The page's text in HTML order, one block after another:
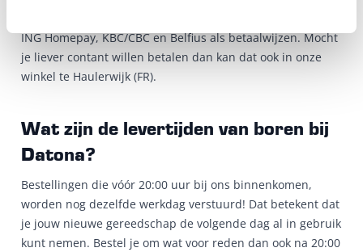
ING Homepay, KBC/CBC en Belfius als betaalwijzen. Mocht
je liever contant willen betalen dan kan dat ook in onze
winkel te Haulerwijk (FR).
Wat zijn de levertijden van boren bij
Datona?
Bestellingen die vóór 20:00 uur bij ons binnenkomen,
worden nog dezelfde werkdag verstuurd! Dat betekent dat
je jouw nieuwe gereedschap de volgende dag al in gebruik
kunt nemen. Bestel je om wat voor reden dan ook na 20:00